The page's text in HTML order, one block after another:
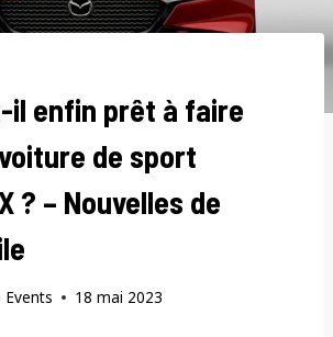
il enfin prêt à faire
de sport
? – Nouvelles de
Events 18 mai 2023